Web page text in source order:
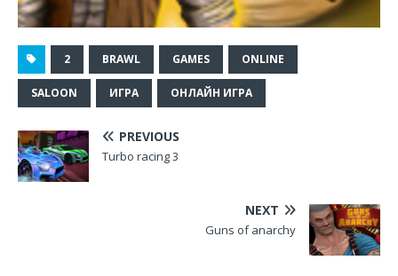
2 BRAWL GAMES ONLINE
SALOON ИГРА ОНЛАЙН ИГРА
PREVIOUS
Turbo racing 3
NEXT
Guns of anarchy